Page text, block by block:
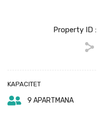
Property ID :
KAPACITET
9 APARTMANA